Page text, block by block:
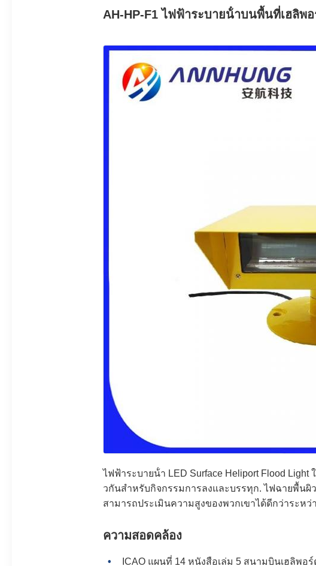
AH-HP-F1 ไฟฟ้าระบายน้ําบนพื้นที่เฮลิพ
ไฟฟ้าระบายน้ํา LED Surface Heliport Flood
วกันสําหรับกิจกรรมการลงและบรรทุก. ไฟฉายพื้น
สามารถประเมินความสูงของพวกเขาได้ดีกว่าระหว่
ความสอดคล้อง
ICAO แผนที่ 14 หนังสือเล่ม 5 สนามบินเฮลิพอร์